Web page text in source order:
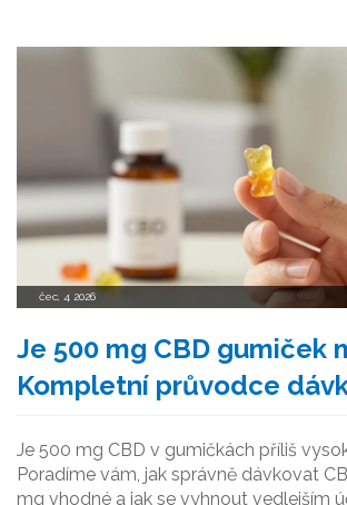
čec, 4 2026
Je 500 mg CBD gumiček
Kompletní průvodce
Je 500 mg CBD v gumičkách příliš
Poradíme vám, jak správně dávkovat
mg vhodné a jak se vyhnout vedlejším